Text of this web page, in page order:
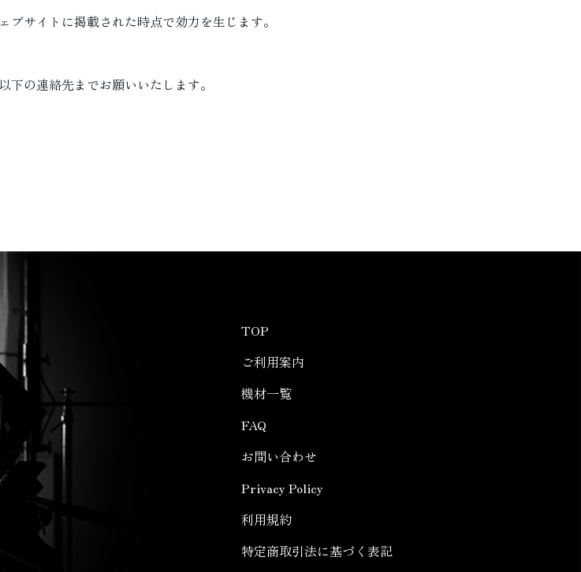
サイトに掲載された時点で効力を生じます。
の連絡先までお願いいたします。
TOP
ご利用案内
機材一覧
FAQ
お問い合わせ
Privacy Policy
利用規約
特定商取引法に基づく表記